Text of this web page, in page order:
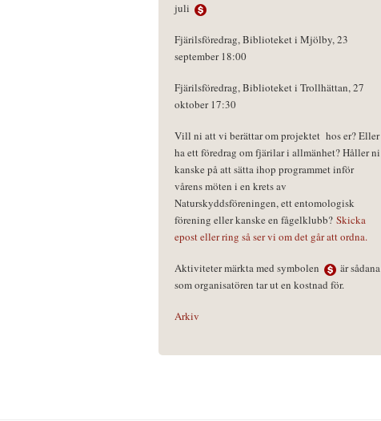
juli
Fjärilsföredrag, Biblioteket i Mjölby, 23
september 18:00
Fjärilsföredrag, Biblioteket i Trollhättan, 27
oktober 17:30
Vill ni att vi berättar om projektet hos er? Eller
ha ett föredrag om fjärilar i allmänhet? Håller ni
kanske på att sätta ihop programmet inför
vårens möten i en krets av
Naturskyddsföreningen, ett entomologisk
förening eller kanske en fågelklubb? Skicka
epost eller ring så ser vi om det går att ordna.
Aktiviteter märkta med symbolen
är sådana
som organisatören tar ut en kostnad för.
Arkiv